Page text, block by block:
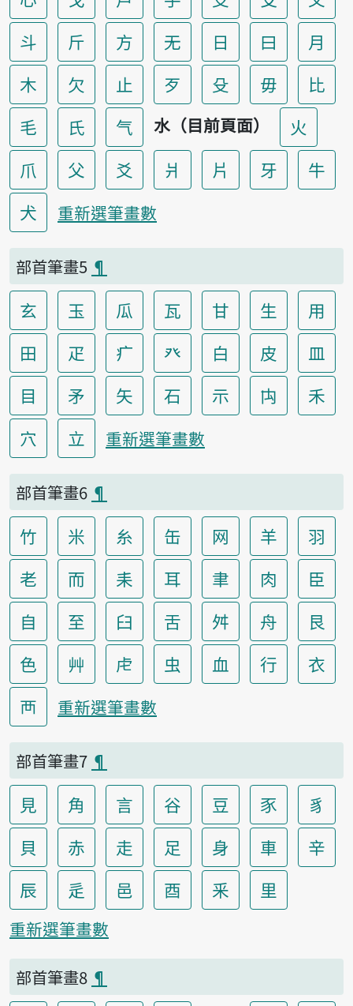
斗
斤 方 无 日 曰
月
木
欠 止 歹 殳 毋
比
毛
氏 气 水（目前頁面）
火
爪
父 爻 爿 片 牙
牛
犬
重新選筆畫數
部首筆畫5 ¶
玄 玉 瓜 瓦 甘 生
用
田
疋 疒 癶 白 皮
皿
目
矛 矢 石 示 禸
禾
穴
立 重新選筆畫數
部首筆畫6 ¶
竹 米 糸 缶 网 羊
羽
老
而 耒 耳 聿 肉
臣
自
至 臼 舌 舛 舟
艮
色
艸 虍 虫 血 行
衣
襾
重新選筆畫數
部首筆畫7 ¶
見 角 言 谷 豆 豕
豸
貝
赤 走 足 身 車
辛
辰
辵 邑 酉 釆 里
重新選筆畫數
部首筆畫8 ¶